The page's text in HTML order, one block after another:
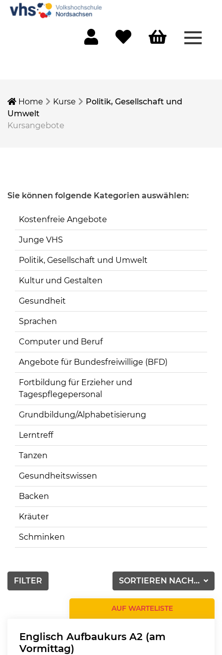
Home Kurse
Politik, Gesellschaft und
Umwelt
Kursangebote
Sie können folgende Kategorien auswählen:
Kostenfreie Angebote
Junge VHS
Politik, Gesellschaft und Umwelt
Kultur und Gestalten
Gesundheit
Sprachen
Computer und Beruf
Angebote für Bundesfreiwillige (BFD)
Fortbildung für Erzieher und
Tagespflegepersonal
Grundbildung/Alphabetisierung
Lerntreff
Tanzen
Gesundheitswissen
Backen
Kräuter
Schminken
SORTIEREN NACH...
FILTER
AUF WARTELISTE
Englisch Aufbaukurs A2 (am
Vormittag)